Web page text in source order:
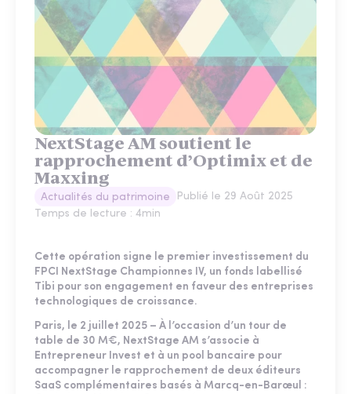
NextStage AM soutient le
rapprochement d’Optimix et de
Maxxing
Actualités du patrimoine Publié le 29 Août 2025
Temps de lecture : 4min
Cette opération signe le premier investissement du
FPCI NextStage Championnes IV, un fonds labellisé
Tibi pour son engagement en faveur des entreprises
technologiques de croissance.
Paris, le 2 juillet 2025 – À l’occasion d’un tour de
table de 30 M€, NextStage AM s’associe à
Entrepreneur Invest et à un pool bancaire pour
accompagner le rapprochement de deux éditeurs
SaaS complémentaires basés à Marcq-en-Barœul :